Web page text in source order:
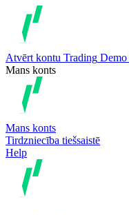
Atvērt kontu Trading Demo
Mans konts
Mans konts
Tirdzniecība tiešsaistē
Help